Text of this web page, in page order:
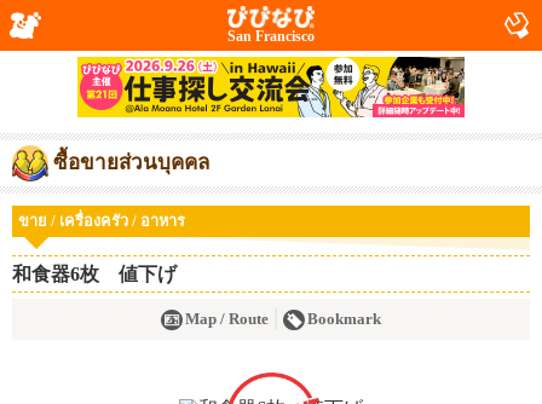
San Francisco
ซื้อขายส่วนบุคคล
ขาย / เครื่องครัว / อาหาร
和食器6枚 値下げ
Map / Route Bookmark